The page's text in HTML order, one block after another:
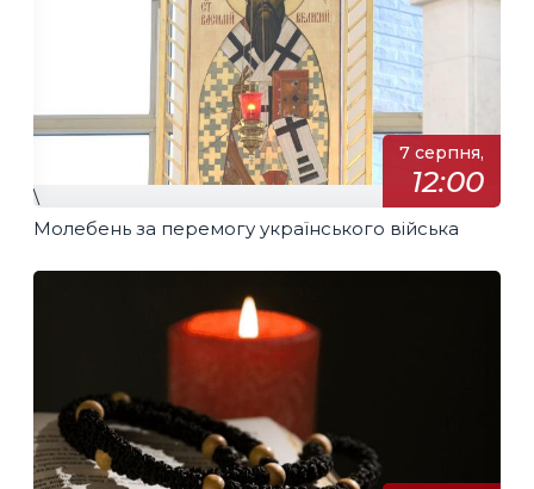
7 серпня,
12:00
\
Молебень за перемогу українського війська